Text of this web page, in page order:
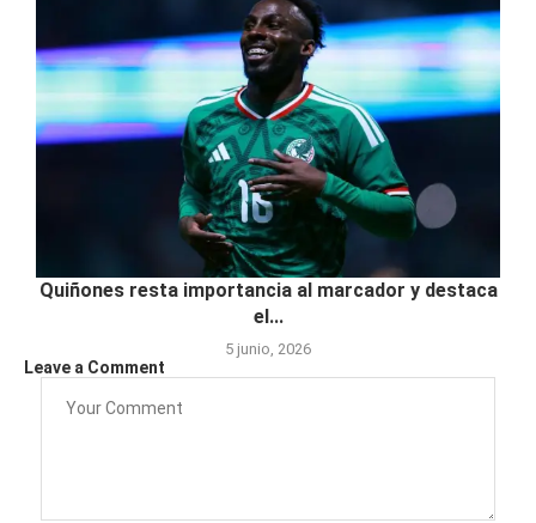
Quiñones resta importancia al marcador y destaca
el...
5 junio, 2026
Leave a Comment